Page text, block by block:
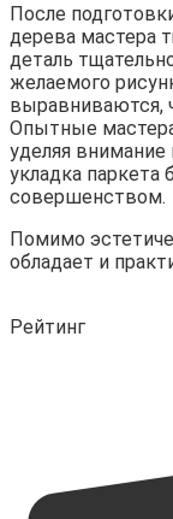
После
дерева мастера
деталь
желаемого
выравниваются,
Опытные мастера
уделяя
укладка
совершенством.
Помимо
обладает и
Рейтинг